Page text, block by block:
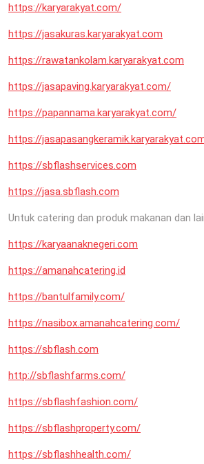
https://karyarakyat.com/
https://jasakuras.karyarakyat.com
https://rawatankolam.karyarakyat.com
https://jasapaving.karyarakyat.com/
https://papannama.karyarakyat.com/
https://
https://sbflashservices.com
https://jasa.sbflash.com
Untuk catering dan produk makanan dan
https://karyaanaknegeri.com
https://amanahcatering.id
https://bantulfamily.com/
https://nasibox.amanahcatering.com/
https://sbflash.com
http://sbflashfarms.com/
https://sbflashfashion.com/
https://sbflashproperty.com/
https://sbflashhealth.com/